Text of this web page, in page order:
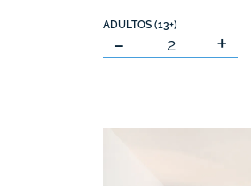
ADULTOS (13+)
- +